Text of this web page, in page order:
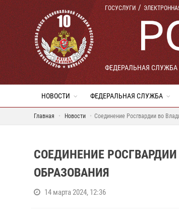
ГОСУСЛУГИ
ФЕДЕРАЛЬНАЯ
НОВОСТИ ФЕДЕРАЛЬНАЯ СЛУЖБА
Главная Новости Соединение Росгвардии во
СОЕДИНЕНИЕ
ОБРАЗОВАНИЯ
14 марта 2024, 12:36